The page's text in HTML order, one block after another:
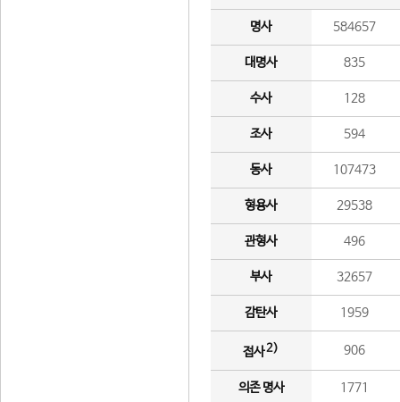
명사 584657
대명사 835
수사 128
조사 594
동사 107473
형용사 29538
관형사 496
부사 32657
감탄사 1959
접사2) 906
의존 명사 1771